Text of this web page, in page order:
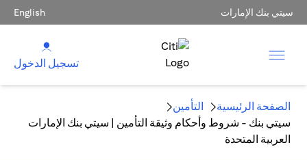
سيتي بنك الإمارات English
تسجيل الدخول
الصفحة الرئيسية
التأمين
سيتي بنك - شروط وأحكام وثيقة التأمين | سيتي بنك الإمارات
العربية المتحدة